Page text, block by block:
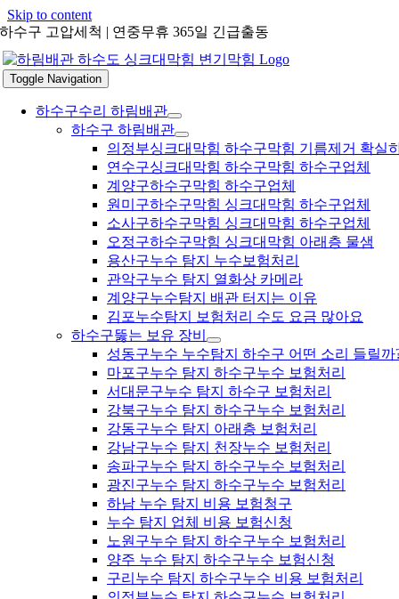
Skip to content
하수구 고압세척 | 연중무휴 365일 긴급출동
Toggle Navigation
하수구수리 하림배관
하수구 하림배관
의정부싱크대막힘 하수구막힘 기름제거 확실
연수구싱크대막힘 하수구막힘 하수구업체
계양구하수구막힘 하수구업체
원미구하수구막힘 싱크대막힘 하수구업체
소사구하수구막힘 싱크대막힘 하수구업체
오정구하수구막힘 싱크대막힘 아래층 물샘
용산구누수 탐지 누수보험처리
관악구누수 탐지 열화상 카메라
계양구누수탐지 배관 터지는 이유
김포누수탐지 보험처리 수도 요금 많아요
하수구뚫는 보유 장비
성동구누수 누수탐지 하수구 어떤 소리 들릴까
마포구누수 탐지 하수구누수 보험처리
서대문구누수 탐지 하수구 보험처리
강북구누수 탐지 하수구누수 보험처리
강동구누수 탐지 아래층 보험처리
강남구누수 탐지 천장누수 보험처리
송파구누수 탐지 하수구누수 보험처리
광진구누수 탐지 하수구누수 보험처리
하남 누수 탐지 비용 보험청구
누수 탐지 업체 비용 보험신청
노원구누수 탐지 하수구누수 보험처리
양주 누수 탐지 하수구누수 보험신청
구리누수 탐지 하수구누수 비용 보험처리